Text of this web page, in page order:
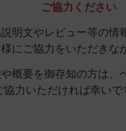
ご協力ください
明文やレビュー等の情
にご協力をいただきな
概要を御存知の方は、
力いただければ幸いで